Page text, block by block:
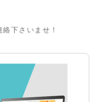
下さいませ！